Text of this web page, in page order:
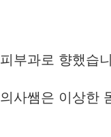
피부과로 향했습
의사쌤은 이상한